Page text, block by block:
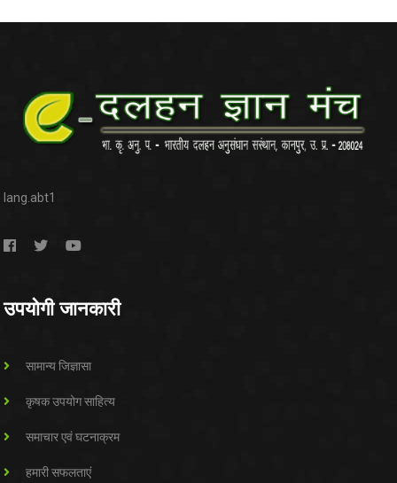
lang.abt1
उपयोगी जानकारी
सामान्य जिज्ञासा
कृषक उपयोग साहित्य
समाचार एवं घटनाक्रम
हमारी सफलताएं